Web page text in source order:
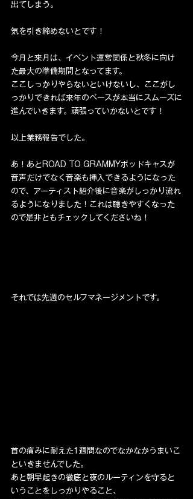
出てしまう。
気を引き締めないとです！
今月と来月は、イベント運営関係と秋冬に向け
た最大の準備期間となってます。
ここしっかりやらないといけないし、ここがし
っかりできれば来年のペースが本当にスムーズに
進んでいきます。頑張っていかないとです！
以上業務報告でした。
あ！あとROAD TO GRAMMYポッドキャスが
音声だけでなく音楽も挿入できるようになった
ので、アーティスト紹介後に音楽がしっかり流れ
るようになりました！これは聴きやすくなった
ので是非ともチェックしてくださいね！
それでは先週のセルフマネージメントです。
首の痛みに耐えた1週間なのでなかなかうまいこ
といきませんでした。
あと朝早起きの徹底と夜のルーティンを守ると
いうことをしっかりやること、